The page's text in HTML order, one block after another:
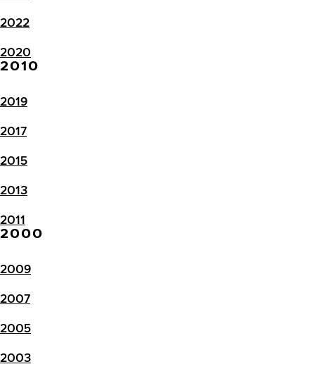
2022
2020
2010
2019
2017
2015
2013
2011
2000
2009
2007
2005
2003